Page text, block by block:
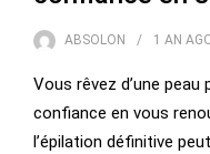
ABSOLON 1 AN
Vous rêvez d’une
confiance en vous
l’épilation définitive